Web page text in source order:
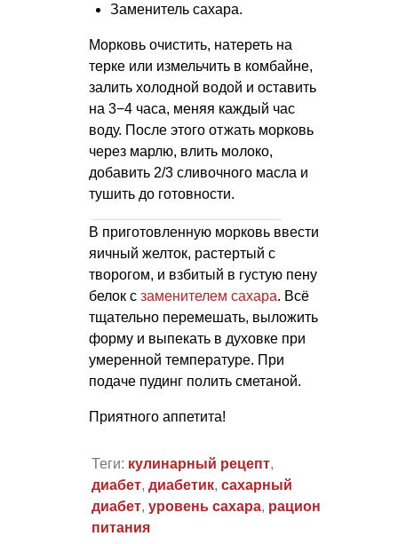
Заменитель сахара.
Морковь очистить, натереть на
терке или измельчить в комбайне,
залить холодной водой и оставить
на 3−4 часа, меняя каждый час
воду. После этого отжать морковь
через марлю, влить молоко,
добавить 2/3 сливочного масла и
тушить до готовности.
В приготовленную морковь ввести
яичный желток, растертый с
творогом, и взбитый в густую пену
белок с заменителем сахара. Всё
тщательно перемешать, выложить
форму и выпекать в духовке при
умеренной температуре. При
подаче пудинг полить сметаной.
Приятного аппетита!
Теги: кулинарный рецепт,
диабет, диабетик, сахарный
диабет, уровень сахара, рацион
питания